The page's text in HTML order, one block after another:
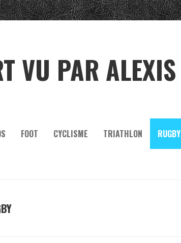
VU PAR ALEXIS
FOOT CYCLISME TRIATHLON RUGBY